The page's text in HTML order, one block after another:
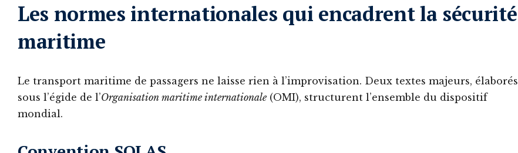
Les normes internationales qui encadrent la sécurité
maritime
Le transport maritime de passagers ne laisse rien à l’improvisation. Deux textes majeurs, élaborés
sous l’égide de l’Organisation maritime internationale (OMI), structurent l’ensemble du dispositif
mondial.